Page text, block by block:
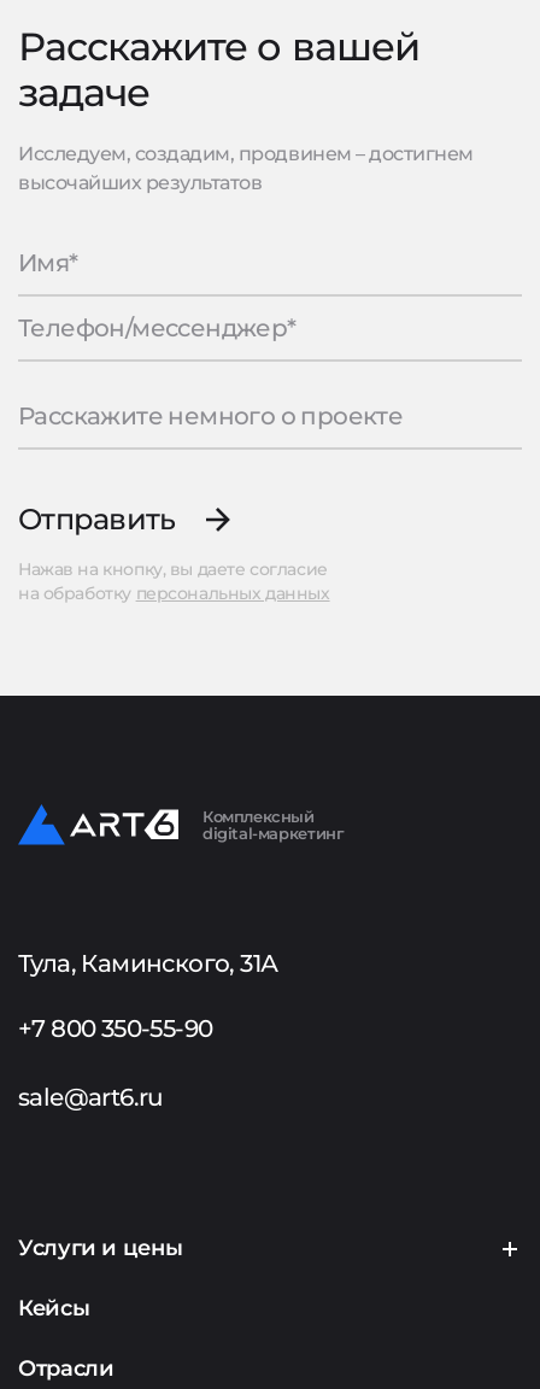
Расскажите о вашей
задаче
Исследуем, создадим, продвинем – достигнем
высочайших результатов
Отправить
Нажав на кнопку, вы даете согласие
на обработку персональных данных
Комплексный
digital-маркетинг
Тула, Каминского, 31А
+7 800 350-55-90
sale@art6.ru
Услуги и цены
Создание сайтов
Продвижение сайтов
Кейсы
Отрасли